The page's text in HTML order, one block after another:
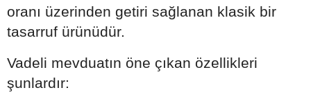
oranı üzerinden getiri sağlanan klasik bir
tasarruf ürünüdür.
Vadeli mevduatın öne çıkan özellikleri
şunlardır: